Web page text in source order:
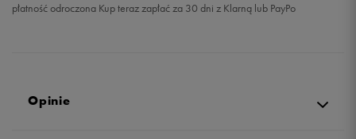
płatność odroczona Kup teraz zapłać za 30 dni z Klarną lub PayPo
Opinie